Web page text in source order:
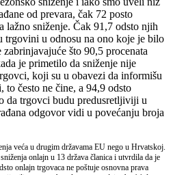
od prevara, čak 72 posto
lažno sniženje. Čak 91,7 odsto njih
trgovini u odnosu na ono koje je bilo
što 90,5 procenata
je primetilo da sniženje nije
koji su u obavezi da informišu
to često ne čine, a 94,9 odsto
da trgovci budu predusretljiviji u
odgovor vidi u povećanju broja
veća u drugim državama EU nego u Hrvatskoj.
onlajn u 13 država članica i utvrdila da je
onlajn trgovaca ne poštuje osnovna prava